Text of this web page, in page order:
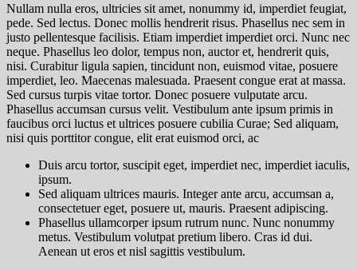
Nullam nulla eros, ultricies sit amet, nonummy id, imperdiet feugiat,
pede. Sed lectus. Donec mollis hendrerit risus. Phasellus nec sem in
justo pellentesque facilisis. Etiam imperdiet imperdiet orci. Nunc nec
neque. Phasellus leo dolor, tempus non, auctor et, hendrerit quis,
nisi. Curabitur ligula sapien, tincidunt non, euismod vitae, posuere
imperdiet, leo. Maecenas malesuada. Praesent congue erat at massa.
Sed cursus turpis vitae tortor. Donec posuere vulputate arcu.
Phasellus accumsan cursus velit. Vestibulum ante ipsum primis in
faucibus orci luctus et ultrices posuere cubilia Curae; Sed aliquam,
nisi quis porttitor congue, elit erat euismod orci, ac
Duis arcu tortor, suscipit eget, imperdiet nec, imperdiet iaculis,
ipsum.
Sed aliquam ultrices mauris. Integer ante arcu, accumsan a,
consectetuer eget, posuere ut, mauris. Praesent adipiscing.
Phasellus ullamcorper ipsum rutrum nunc. Nunc nonummy
metus. Vestibulum volutpat pretium libero. Cras id dui.
Aenean ut eros et nisl sagittis vestibulum.